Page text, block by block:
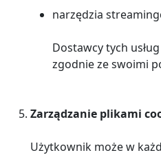
narzędzia
Dostawcy tych
zgodnie ze swoimi
Zarządzanie plikami
Użytkownik może w